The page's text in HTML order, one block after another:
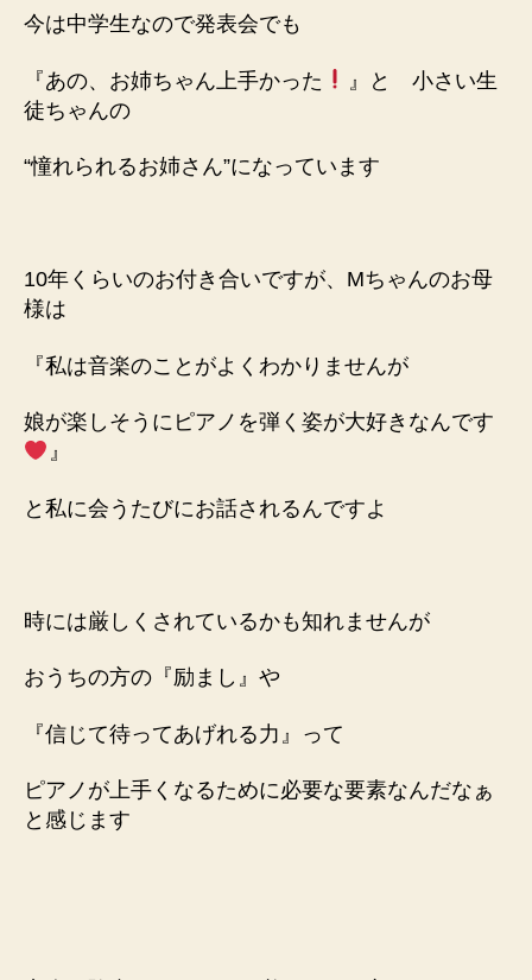
今は中学生なので発表会でも
『あの、お姉ちゃん上手かった 』と 小さい生
徒ちゃんの
“憧れられるお姉さん”になっています
10年くらいのお付き合いですが、 Mちゃんのお母
様は
『私は音楽のことがよくわかりませんが
娘が楽しそうにピアノを弾く姿が大好きなんです
』
と私に会うたびにお話されるんですよ
時には厳しくされているかも知れませんが
おうちの方の『励まし』や
『信じて待ってあげれる力』って
ピアノが上手くなるために必要な要素なんだなぁ
と感じます